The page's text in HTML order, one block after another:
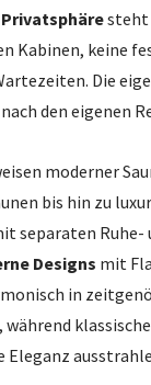
Privatsphäresteht
Kabinen, keine
Die
den eigenen
moderner
bis hin zu
separaten Ruhe-
Designs mit
in